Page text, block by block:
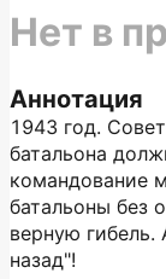
Аннотация
1943 год.
батальона
командование
батальоны без
верную гибель.
назад"!
Нет в